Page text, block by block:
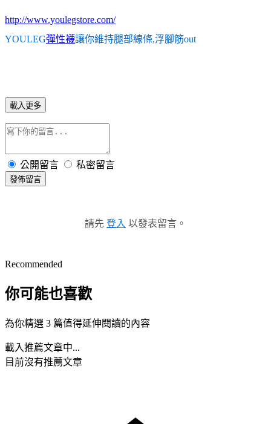
http://www.youlegstore.com/
YOULEG彈性襪讓你維持腿部線條,浮腳筋out
載入更多
公開留言 私密留言
發佈留言
請先 登入 以發表留言。
Recommended
你可能也喜歡
為你精選 3 篇值得延伸閱讀的內容
載入推薦文章中...
目前沒有推薦文章